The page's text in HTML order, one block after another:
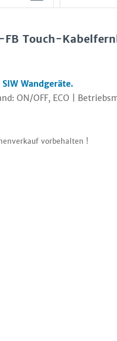
Touch-
Wandgeräte.
ON/OFF, ECO |
vorbehalten !